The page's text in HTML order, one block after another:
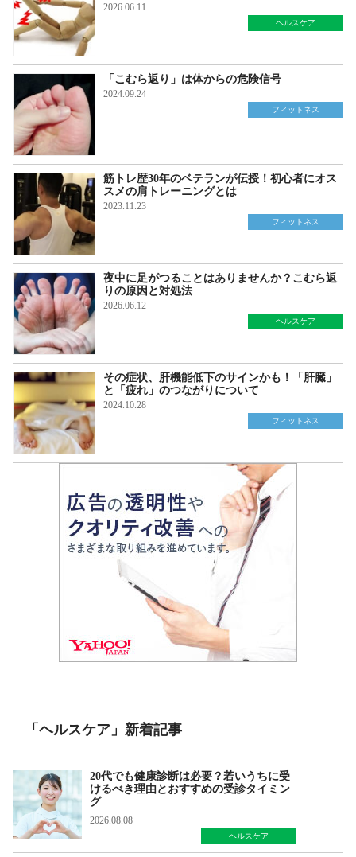
2026.06.11
ヘルスケア
「こむら返り」は体からの危険信号
2024.09.24
フィットネス
筋トレ歴30年のベテランが伝授！初心者にオス
スメの肩トレーニングとは
2023.11.23
フィットネス
夜中に足がつることはありませんか？こむら返
りの原因と対処法
2026.06.12
ヘルスケア
その症状、肝機能低下のサインかも！「肝臓」
と「疲れ」のつながりについて
2024.10.28
フィットネス
「ヘルスケア」新着記事
20代でも健康診断は必要？若いうちに受
けるべき理由とおすすめの受診タイミン
グ
2026.08.08
ヘルスケア